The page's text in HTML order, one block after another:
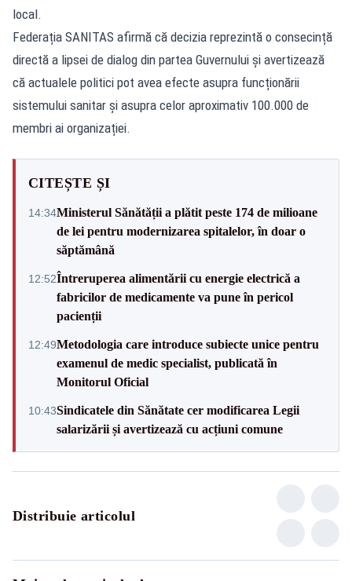
local.
Federația SANITAS afirmă că decizia reprezintă o consecință
directă a lipsei de dialog din partea Guvernului și avertizează
că actualele politici pot avea efecte asupra funcționării
sistemului sanitar și asupra celor aproximativ 100.000 de
membri ai organizației.
CITEȘTE ȘI
14:34Ministerul Sănătății a plătit peste 174 de milioane
de lei pentru modernizarea spitalelor, în doar o
săptămână
12:52Întreruperea alimentării cu energie electrică a
fabricilor de medicamente va pune în pericol
pacienții
12:49Metodologia care introduce subiecte unice pentru
examenul de medic specialist, publicată în
Monitorul Oficial
10:43Sindicatele din Sănătate cer modificarea Legii
salarizării și avertizează cu acțiuni comune
Distribuie articolul